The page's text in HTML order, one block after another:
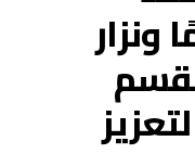
ونزار